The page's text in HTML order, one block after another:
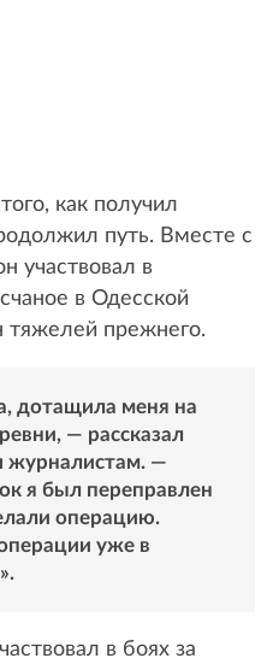
как получил
путь. Вместе с
участвовал в
в Одесской
тяжелей прежнего.
дотащила меня на
— рассказал
журналистам. —
я был переправлен
операцию.
уже в
в боях за